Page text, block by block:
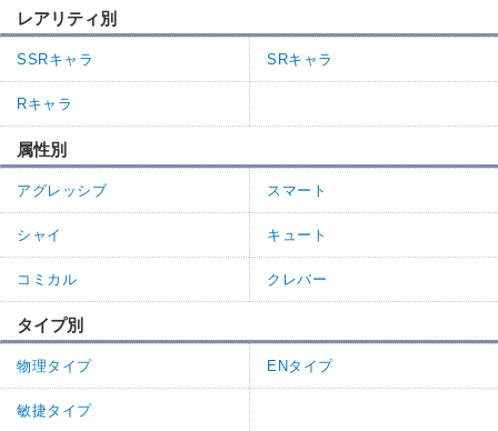
レアリティ別
SSRキャラ SRキャラ
Rキャラ
属性別
アグレッシブ スマート
シャイ キュート
コミカル クレバー
タイプ別
物理タイプ ENタイプ
敏捷タイプ